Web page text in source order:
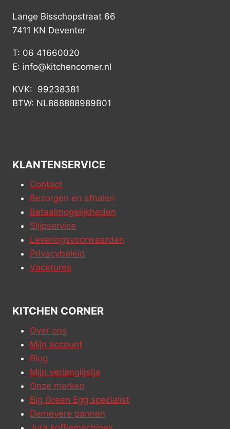
Lange Bisschopstraat 66
7411 KN Deventer
T: 06 41660020
E: info@kitchencorner.nl
KVK: 99238381
BTW: NL868888989B01
KLANTENSERVICE
Contact
Bezorgen en afhalen
Betaalmogelijkheden
Slijpservice
Leveringsvoorwaarden
Privacybeleid
Vacatures
KITCHEN CORNER
Over ons
Mijn account
Blog
Mijn verlanglijstje
Onze merken
Big Green Egg specialist
Demeyere pannen